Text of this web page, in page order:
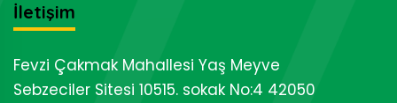
İletişim
Fevzi Çakmak Mahallesi Yaş Meyve
Sebzeciler Sitesi 10515. sokak No:4 42050